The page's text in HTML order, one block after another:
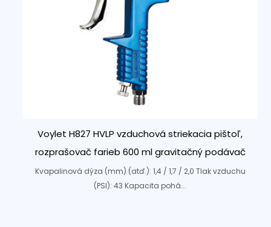
Voylet H827 HVLP vzduchová striekacia pištoľ,
rozprašovač farieb 600 ml gravitačný podávač
Kvapalinová dýza (mm) (atď.): 1,4 / 1,7 / 2,0 Tlak vzduchu
(PSI): 43 Kapacita pohá...